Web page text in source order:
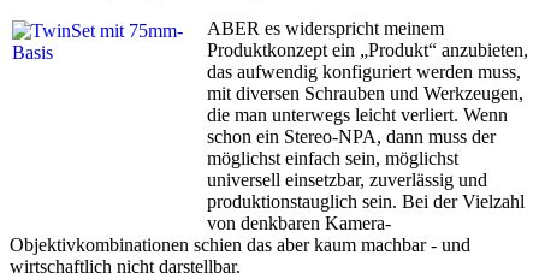
ABER es widerspricht meinem
Produktkonzept ein „Produkt“ anzubieten,
das aufwendig konfiguriert werden muss,
mit diversen Schrauben und Werkzeugen,
die man unterwegs leicht verliert. Wenn
schon ein Stereo-NPA, dann muss der
möglichst einfach sein, möglichst
universell einsetzbar, zuverlässig und
produktionstauglich sein. Bei der Vielzahl
von denkbaren Kamera-
Objektivkombinationen schien das aber kaum machbar - und
wirtschaftlich nicht darstellbar.